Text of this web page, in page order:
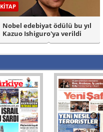
KİTAP
Nobel edebiyat ödülü bu yıl
Kazuo Ishiguro'ya verildi